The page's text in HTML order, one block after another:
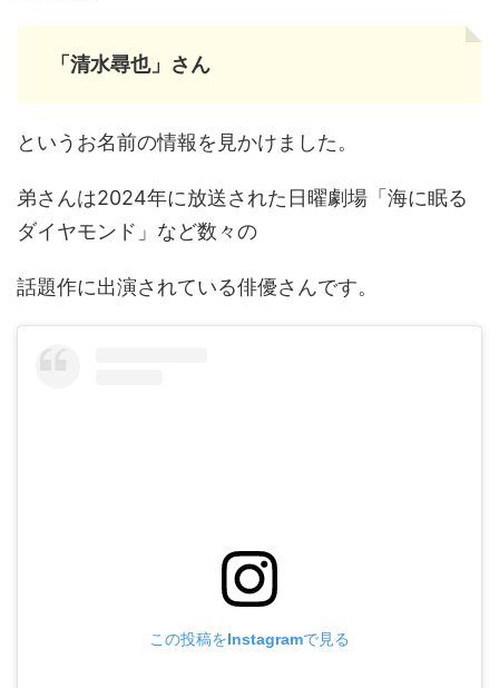
「清水尋也」さん
というお名前の情報を見かけました。
弟さんは2024年に放送された日曜劇場「海に眠る
ダイヤモンド」など数々の
話題作に出演されている俳優さんです。
この投稿をInstagramで見る